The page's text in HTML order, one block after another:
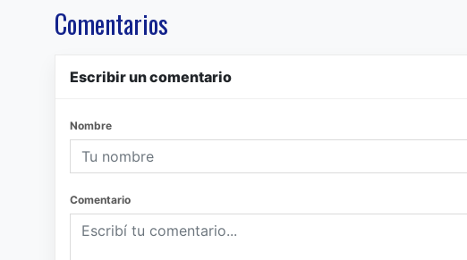
Comentarios
Escribir un comentario
Nombre
Comentario